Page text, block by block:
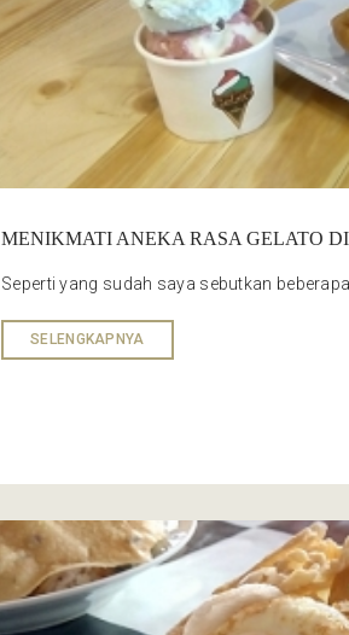
MENIKMATI ANEKA RASA GELATO
Seperti yang sudah saya sebutkan
SELENGKAPNYA